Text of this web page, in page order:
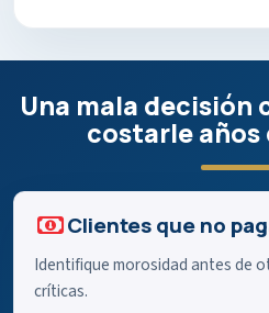
Una mala decisión
costarle
Clientes que no
Identifique morosidad antes de
críticas.